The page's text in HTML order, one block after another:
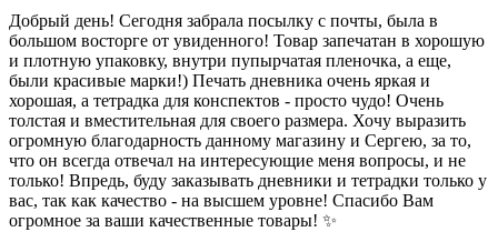
Добрый день! Сегодня забрала посылку с почты, была в
большом восторге от увиденного! Товар запечатан в хорошую
и плотную упаковку, внутри пупырчатая пленочка, а еще,
были красивые марки!) Печать дневника очень яркая и
хорошая, а тетрадка для конспектов - просто чудо! Очень
толстая и вместительная для своего размера. Хочу выразить
огромную благодарность данному магазину и Сергею, за то,
что он всегда отвечал на интересующие меня вопросы, и не
только! Впредь, буду заказывать дневники и тетрадки только у
вас, так как качество - на высшем уровне! Спасибо Вам
огромное за ваши качественные товары! ✨